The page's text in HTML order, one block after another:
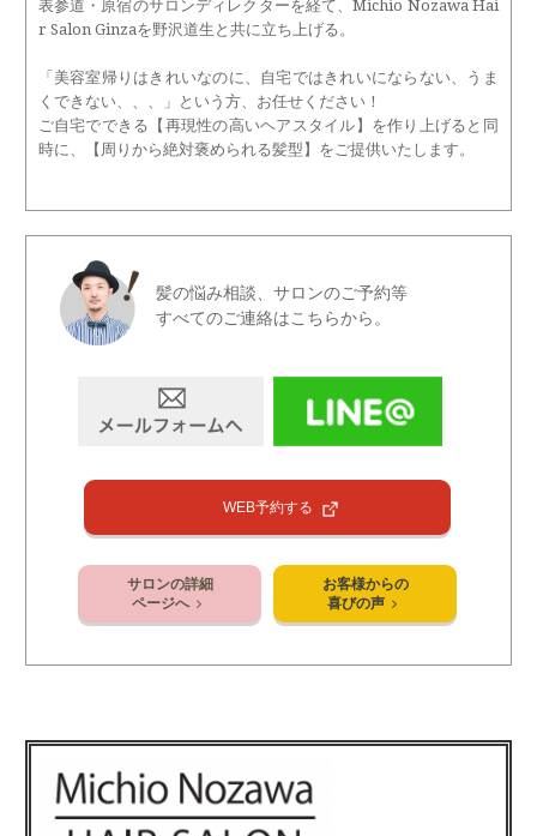
表参道・原宿のサロンディレクターを経て、Michio Nozawa Hai
r Salon Ginzaを野沢道生と共に立ち上げる。
「美容室帰りはきれいなのに、自宅ではきれいにならない、うま
くできない、、、」という方、お任せください！
ご自宅でできる【再現性の高いヘアスタイル】を作り上げると同
時に、【周りから絶対褒められる髪型】をご提供いたします。
髪の悩み相談、サロンのご予約等
すべてのご連絡はこちらから。
WEB予約する
サロンの詳細
ページへ
お客様からの
喜びの声